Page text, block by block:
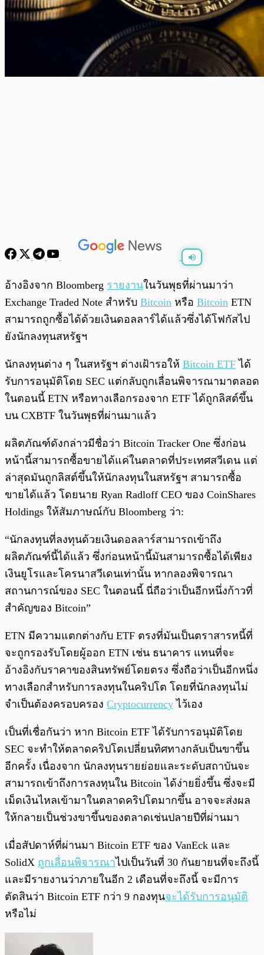
0:00
อ้างอิงจาก Bloomberg รายงานในวันพุธที่ผ่านมาว่า
Exchange Traded Note สำหรับ Bitcoin หรือ Bitcoin ETN
สามารถถูกซื้อได้ด้วยเงินดอลลาร์ได้แล้วซึ่งได้โฟกัสไป
ยังนักลงทุนสหรัฐฯ
นักลงทุนต่าง ๆ ในสหรัฐฯ ต่างเฝ้ารอให้ Bitcoin ETF ได้
รับการอนุมัติโดย SEC แต่กลับถูกเลื่อนพิจารณามาตลอด
ในตอนนี้ ETN หรือทางเลือกรองจาก ETF ได้ถูกลิสต์ขึ้น
บน CXBTF ในวันพุธที่ผ่านมาแล้ว
ผลิตภัณฑ์ดังกล่าวมีชื่อว่า Bitcoin Tracker One ซึ่งก่อน
หน้านี้สามารถซื้อขายได้แค่ในตลาดที่ประเทศสวีเดน แต่
ล่าสุดมันถูกลิสต์ขึ้นให้นักลงทุนในสหรัฐฯ สามารถซื้อ
ขายได้แล้ว โดยนาย Ryan Radloff CEO ของ CoinShares
Holdings ให้สัมภาษณ์กับ Bloomberg ว่า:
“นักลงทุนที่ลงทุนด้วยเงินดอลลาร์สามารถเข้าถึง
ผลิตภัณฑ์นี้ได้แล้ว ซึ่งก่อนหน้านี้มันสามารถซื้อได้เพียง
เงินยูโรและโครนาสวีเดนเท่านั้น หากลองพิจารณา
สถานการณ์ของ SEC ในตอนนี้ นี่ถือว่าเป็นอีกหนึ่งก้าวที่
สำคัญของ Bitcoin”
ETN มีความแตกต่างกับ ETF ตรงที่มันเป็นตราสารหนี้ที่
จะถูกรองรับโดยผู้ออก ETN เช่น ธนาคาร แทนที่จะ
อ้างอิงกับราคาของสินทรัพย์โดยตรง ซึ่งถือว่าเป็นอีกหนึ่ง
ทางเลือกสำหรับการลงทุนในคริปโต โดยที่นักลงทุนไม่
จำเป็นต้องครอบครอง Cryptocurrency ไว้เอง
เป็นที่เชื่อกันว่า หาก Bitcoin ETF ได้รับการอนุมัติโดย
SEC จะทำให้ตลาดคริปโตเปลี่ยนทิศทางกลับเป็นขาขึ้น
อีกครั้ง เนื่องจาก นักลงทุนรายย่อยและระดับสถาบันจะ
สามารถเข้าถึงการลงทุนใน Bitcoin ได้ง่ายยิ่งขึ้น ซึ่งจะมี
เม็ดเงินไหลเข้ามาในตลาดคริปโตมากขึ้น อาจจะส่งผล
ให้กลายเป็นช่วงขาขึ้นของตลาดเช่นปลายปีที่ผ่านมา
เมื่อสัปดาห์ที่ผ่านมา Bitcoin ETF ของ VanEck และ
SolidX ถูกเลื่อนพิจารณาไปเป็นวันที่ 30 กันยายนที่จะถึงนี้
และมีรายงานว่าภายในอีก 2 เดือนที่จะถึงนี้ จะมีการ
ตัดสินว่า Bitcoin ETF กว่า 9 กองทุนจะได้รับการอนุมัติ
หรือไม่